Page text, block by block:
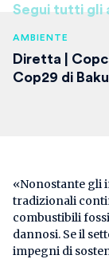
Segui tutti gli
AMBIENTE
Diretta |
Cop29 di Baku
«Nonostante gli
tradizionali
combustibili
dannosi. Se il
impegni di